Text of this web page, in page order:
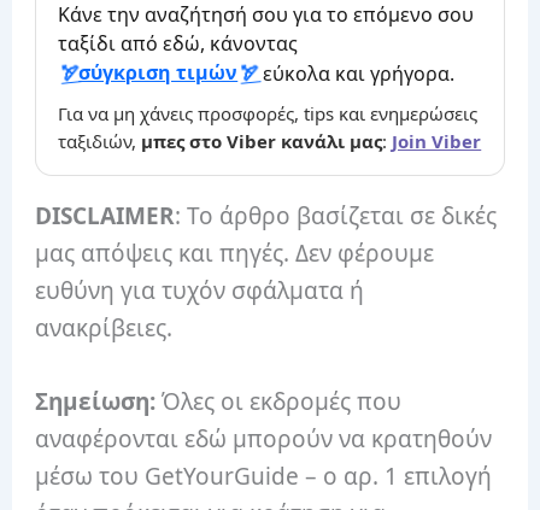
Κάνε την αναζήτησή σου για το επόμενο σου
ταξίδι από εδώ, κάνοντας
σύγκριση τιμών
εύκολα και γρήγορα.
Για να μη χάνεις προσφορές, tips και ενημερώσεις
ταξιδιών, μπες στο Viber κανάλι μας: Join Viber
DISCLAIMER: Το άρθρο βασίζεται σε δικές
μας απόψεις και πηγές. Δεν φέρουμε
ευθύνη για τυχόν σφάλματα ή
ανακρίβειες.
Σημείωση:Όλες οι εκδρομές που
αναφέρονται εδώ μπορούν να κρατηθούν
μέσω του GetYourGuide – ο αρ. 1 επιλογή